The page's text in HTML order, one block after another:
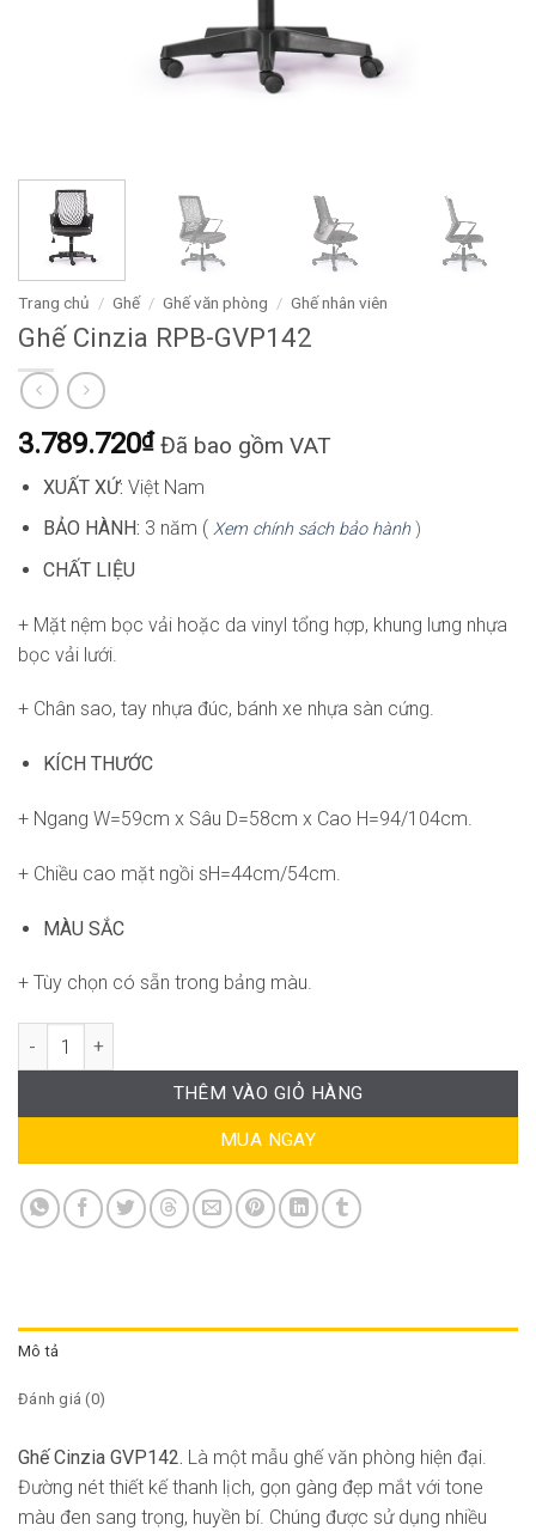
Trang chủ / Ghế / Ghế văn phòng / Ghế nhân viên
Ghế Cinzia RPB-GVP142
3.789.720₫ Đã bao gồm VAT
XUẤT XỨ: Việt Nam
BẢO HÀNH: 3 năm ( Xem chính sách bảo hành)
CHẤT LIỆU
+ Mặt nệm bọc vải hoặc da vinyl tổng hợp, khung lưng nhựa
bọc vải lưới.
+ Chân sao, tay nhựa đúc, bánh xe nhựa sàn cứng.
KÍCH THƯỚC
+ Ngang W=59cm x Sâu D=58cm x Cao H=94/104cm.
+ Chiều cao mặt ngồi sH=44cm/54cm.
MÀU SẮC
+ Tùy chọn có sẵn trong bảng màu.
Ghế Cinzia RPB-GVP142 số lượng
THÊM VÀO GIỎ HÀNG
MUA NGAY
Mô tả
Đánh giá (0)
Ghế Cinzia GVP142. Là một mẫu ghế văn phòng hiện đại.
Đường nét thiết kế thanh lịch, gọn gàng đẹp mắt với tone
màu đen sang trọng, huyền bí. Chúng được sử dụng nhiều